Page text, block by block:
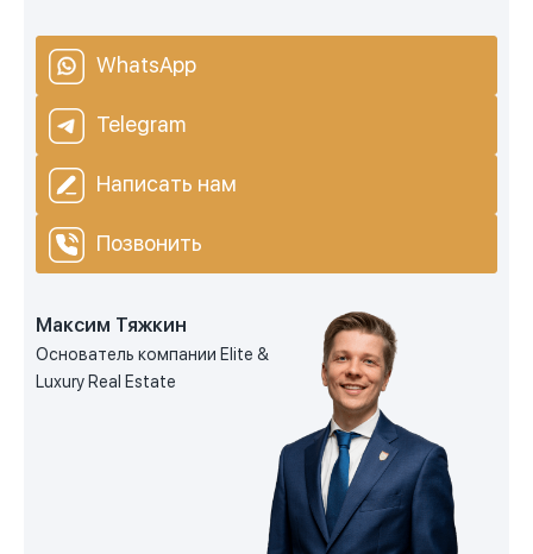
WhatsApp
Telegram
Написать нам
Позвонить
Максим Тяжкин
Основатель компании Elite &
Luxury Real Estate